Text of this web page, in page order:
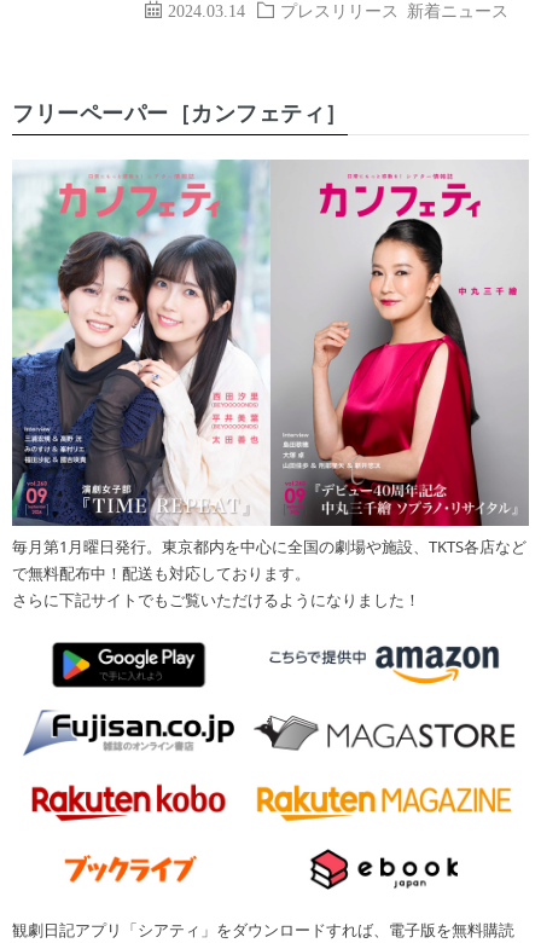
2024.03.14 プレスリリース 新着ニュース
フリーペーパー［カンフェティ］
毎月第1月曜日発行。東京都内を中心に全国の劇場や施設、TKTS各店など
で無料配布中！配送も対応しております。
さらに下記サイトでもご覧いただけるようになりました！
観劇日記アプリ「シアティ」をダウンロードすれば、電子版を無料購読